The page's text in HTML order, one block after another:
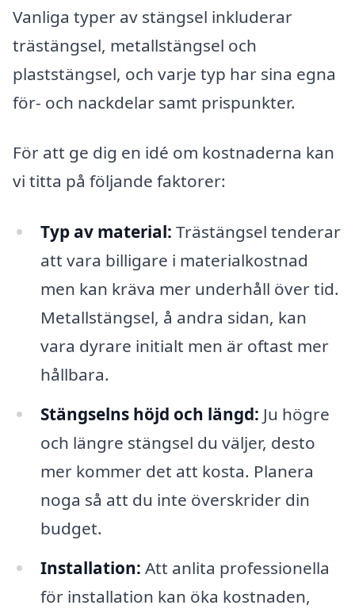
Vanliga typer av stängsel inkluderar
trästängsel, metallstängsel och
plaststängsel, och varje typ har sina egna
för- och nackdelar samt prispunkter.
För att ge dig en idé om kostnaderna kan
vi titta på följande faktorer:
Typ av material: Trästängsel tenderar
att vara billigare i materialkostnad
men kan kräva mer underhåll över tid.
Metallstängsel, å andra sidan, kan
vara dyrare initialt men är oftast mer
hållbara.
Stängselns höjd och längd: Ju högre
och längre stängsel du väljer, desto
mer kommer det att kosta. Planera
noga så att du inte överskrider din
budget.
Installation: Att anlita professionella
för installation kan öka kostnaden,